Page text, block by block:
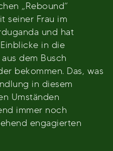
„Rebound“
seiner Frau im
und hat
in die
dem Busch
bekommen. Das, was
in diesem
Umständen
immer noch
engagierten